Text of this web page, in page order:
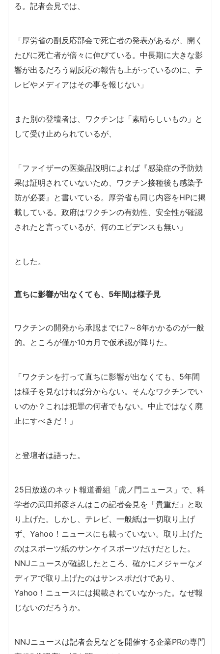
る。記者会見では、
「厚労省の副反応部会で死亡者の発表があるが、開く
たびに死亡者が倍々に伸びている。中長期に大きな影
響が出るだろう副反応の報告も上がっているのに、テ
レビやメディアはその事を報じない」
また別の登壇者は、ワクチンは「素晴らしいもの」と
して受け止められているが、
「ファイザーの医薬品説明によれば『感染症の予防効
果は証明されていないため、ワクチン接種後も感染予
防が必要』と書いている。厚労省も同じ内容をHPに掲
載している。政府はワクチンの有効性、安全性が確認
されたと言っているが、何のエビデンスも無い」
とした。
直ちに影響が出なくても、5年間は様子見
ワクチンの開発から承認までに7～8年かかるのが一般
的。ところが僅か10カ月で仮承認が降りた。
「ワクチンを打って直ちに影響が出なくても、5年間
は様子を見なければ分からない。そんなワクチンでい
いのか？これは犯罪の何者でもない。中止ではなく廃
止にすべきだ！」
と登壇者は語った。
25日放送のネット報道番組「虎ノ門ニュース」で、科
学者の武田邦彦さんはこの記者会見を「貴重だ」と取
り上げた。しかし、テレビ、一般紙は一切取り上げ
ず、Yahoo！ニュースにも載っていない。取り上げた
のはスポーツ紙のサンケイスポーツだけだとした。
NNJニュースが確認したところ、確かにメジャーなメ
ディアで取り上げたのはサンスポだけであり、
Yahoo！ニュースには掲載されていなかった。なぜ報
じないのだろうか。
NNJニュースは記者会見などを開催する企業PRの専門